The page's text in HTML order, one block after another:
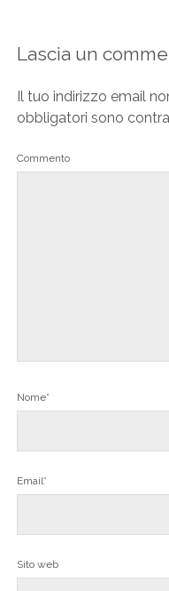
Lascia un
Il tuo indirizzo email
obbligatori sono
Commento
Nome*
Email*
Sito web